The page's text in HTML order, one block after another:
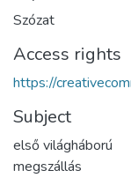
Szózat
Access rights
https://
Subject
első világháború
megszállás